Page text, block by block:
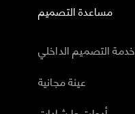
مساعدة التصميم
خدمة التصميم الداخلي
عينة مجانية